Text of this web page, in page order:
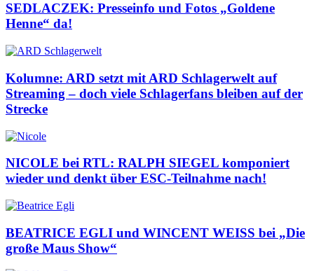
SEDLACZEK: Presseinfo und Fotos „Goldene
Henne“ da!
Kolumne: ARD setzt mit ARD Schlagerwelt auf
Streaming – doch viele Schlagerfans bleiben auf der
Strecke
NICOLE bei RTL: RALPH SIEGEL komponiert
wieder und denkt über ESC-Teilnahme nach!
BEATRICE EGLI und WINCENT WEISS bei „Die
große Maus Show“